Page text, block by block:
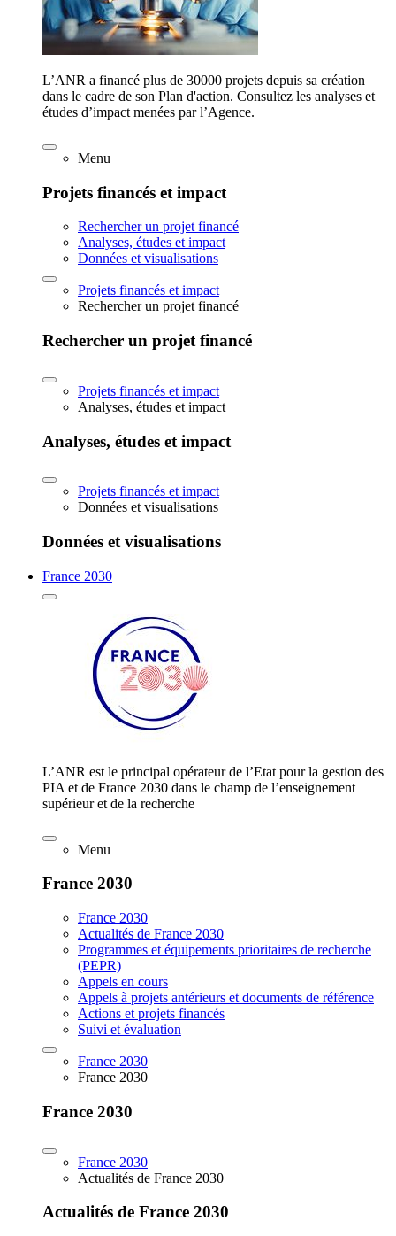
L’ANR a financé plus de 30000 projets depuis sa création
dans le cadre de son Plan d'action. Consultez les analyses et
études d’impact menées par l’Agence.
Menu
Projets financés et impact
Rechercher un projet financé
Analyses, études et impact
Données et visualisations
Projets financés et impact
Rechercher un projet financé
Rechercher un projet financé
Projets financés et impact
Analyses, études et impact
Analyses, études et impact
Projets financés et impact
Données et visualisations
Données et visualisations
France 2030
L’ANR est le principal opérateur de l’Etat pour la gestion des
PIA et de France 2030 dans le champ de l’enseignement
supérieur et de la recherche
Menu
France 2030
France 2030
Actualités de France 2030
Programmes et équipements prioritaires de recherche
(PEPR)
Appels en cours
Appels à projets antérieurs et documents de référence
Actions et projets financés
Suivi et évaluation
France 2030
France 2030
France 2030
France 2030
Actualités de France 2030
Actualités de France 2030